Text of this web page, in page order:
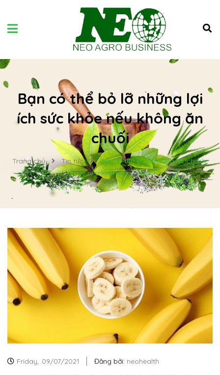
Bạn có thể bỏ lỡ những lợi
ích sức khỏe nếu không ăn
chuối
Trang chủ Tin tức
Bạn có thể bỏ lỡ những lợi ích sức
khỏe nếu không ăn chuối
Friday, 09/07/2021 Đăng bởi: neohealth